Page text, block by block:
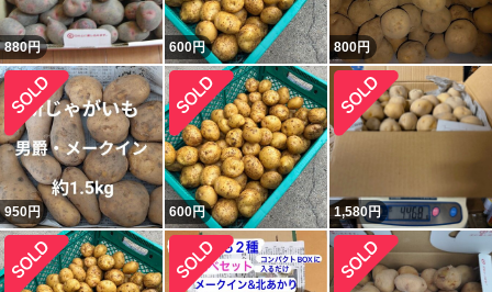
880円 600円 800円
950円 600円 1,580円